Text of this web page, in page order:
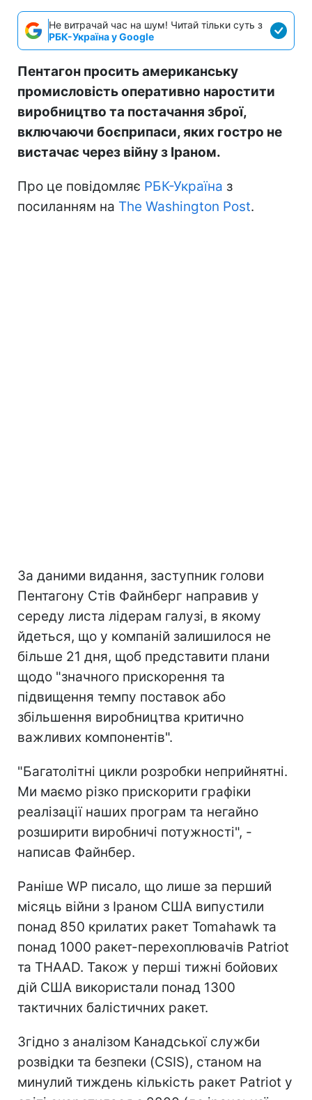
Не витрачай час на шум! Читай тільки суть з
РБК-Україна у Google
Пентагон просить американську
промисловість оперативно наростити
виробництво та постачання зброї,
включаючи боєприпаси, яких гостро не
вистачає через війну з Іраном.
Про це повідомляє РБК-Україна з
посиланням на The Washington Post.
За даними видання, заступник голови
Пентагону Стів Файнберг направив у
середу листа лідерам галузі, в якому
йдеться, що у компаній залишилося не
більше 21 дня, щоб представити плани
щодо "значного прискорення та
підвищення темпу поставок або
збільшення виробництва критично
важливих компонентів".
"Багатолітні цикли розробки неприйнятні.
Ми маємо різко прискорити графіки
реалізації наших програм та негайно
розширити виробничі потужності", -
написав Файнбер.
Раніше WP писало, що лише за перший
місяць війни з Іраном США випустили
понад 850 крилатих ракет Tomahawk та
понад 1000 ракет-перехоплювачів Patriot
та THAAD. Також у перші тижні бойових
дій США використали понад 1300
тактичних балістичних ракет.
Згідно з аналізом Канадської служби
розвідки та безпеки (CSIS), станом на
минулий тиждень кількість ракет Patriot у